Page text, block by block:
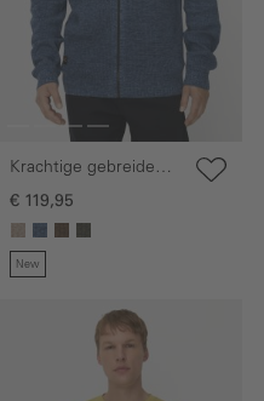
Krachtige gebreide
vest van katoenmix
€ 119,95
New
Galerie overslaan